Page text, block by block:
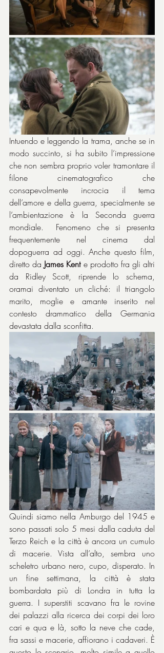
Intuendo e leggendo la trama, anche se in
modo succinto, si ha subito l’impressione
che non sembra proprio voler tramontare il
filone cinematografico che
consapevolmente incrocia il tema
dell’amore e della guerra, specialmente se
l’ambientazione è la Seconda guerra
mondiale.  Fenomeno che si presenta
frequentemente nel cinema dal
dopoguerra ad oggi. Anche questo film,
diretto da James Kent e prodotto fra gli altri
da Ridley Scott, riprende lo schema,
oramai diventato un cliché: il triangolo
marito, moglie e amante inserito nel
contesto drammatico della Germania
devastata dalla sconfitta.
Quindi siamo nella Amburgo del 1945 e
sono passati solo 5 mesi dalla caduta del
Terzo Reich e la città è ancora un cumulo
di macerie. Vista all’alto, sembra uno
scheletro urbano nero, cupo, disperato. In
un fine settimana, la città è stata
bombardata più di Londra in tutta la
guerra. I superstiti scavano fra le rovine
dei palazzi alla ricerca dei corpi dei loro
cari e qua e là, sotto la neve che cade,
fra sassi e macerie, affiorano i cadaveri. È